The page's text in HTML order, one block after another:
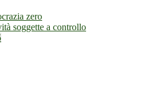
zero
soggette a controllo